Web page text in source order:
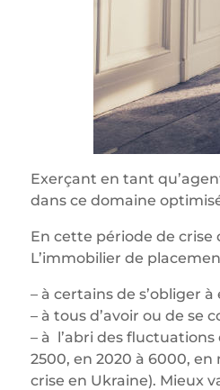
Exerçant en tant
dans ce domaine
En cette période de
L’immobilier de
– à certains de s’obliger
– à tous d’avoir ou de
– à l’abri des
2500, en 2020 à 6000,
crise en Ukraine). Mieux